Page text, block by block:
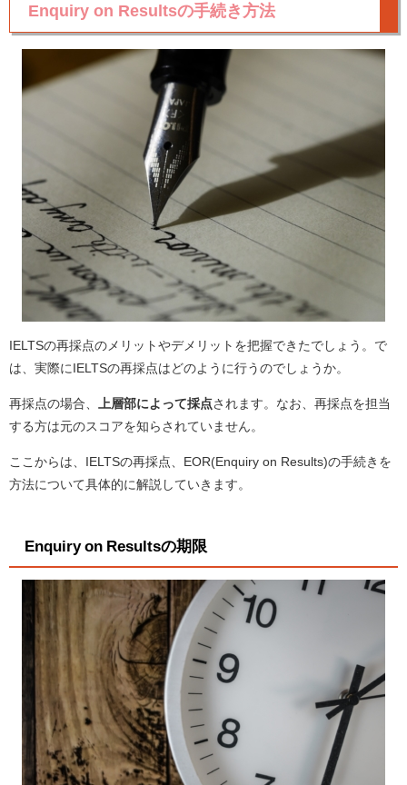
Enquiry on Resultsの手続き方法
IELTSの再採点のメリットやデメリットを把握できたでしょう。で
は、実際にIELTSの再採点はどのように行うのでしょうか。
再採点の場合、 上層部によって採点されます。なお、再採点を担当
する方は元のスコアを知らされていません。
ここからは、IELTSの再採点、EOR(Enquiry on Results)の手続きを
方法について具体的に解説していきます。
Enquiry on Resultsの期限